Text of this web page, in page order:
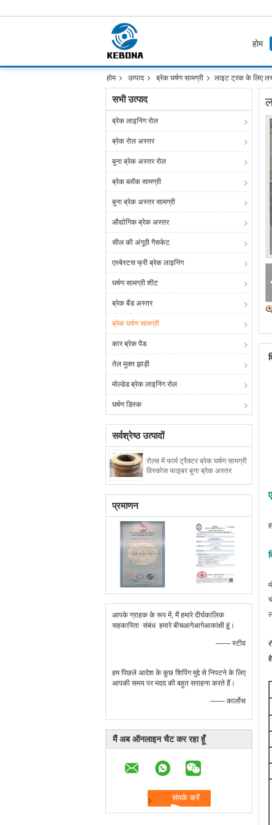
होम
होम उत्पाद ब्रेक घर्षण सामग्री लाइट ट्रक के लिए
सभी उत्पाद
ब्रेक लाइनिंग रोल
ब्रेक रोल अस्तर
बुना ब्रेक अस्तर रोल
ब्रेक ब्लॉक सामग्री
बुना ब्रेक अस्तर सामग्री
औद्योगिक ब्रेक अस्तर
सील की अंगूठी गैसकेट
एस्बेस्टस फ्री ब्रेक लाइनिंग
घर्षण सामग्री शीट
ब्रेक बैंड अस्तर
ब्रेक घर्षण सामग्री
कार ब्रेक पैड
तेल मुक्त झाड़ी
मोल्डेड ब्रेक लाइनिंग रोल
घर्षण डिस्क
सर्वश्रेष्ठ उत्पादों
रोल्स में फार्म ट्रैक्टर ब्रेक घर्षण सामग्री
विस्कोस फाइबर बुना ब्रेक अस्तर
प्रमाणन
आपके ग्राहक के रूप में, मैं हमारे दीर्घकालिक
सहकारिता संबंध हमारे बीचआगेआगेआकांक्षी हूं।
—— स्टीव
हम पिछले आदेश के कुछ शिपिंग मुद्दे से निपटने के लिए
आपकी समय पर मदद की बहुत सराहना करते हैं।
—— कार्लोस
मैं अब ऑनलाइन चैट कर रहा हूँ